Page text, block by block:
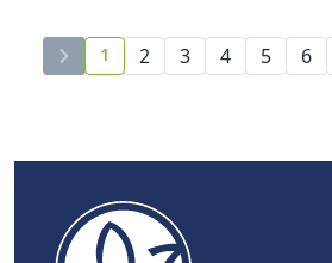
current page number
1 2 3 4 5 6